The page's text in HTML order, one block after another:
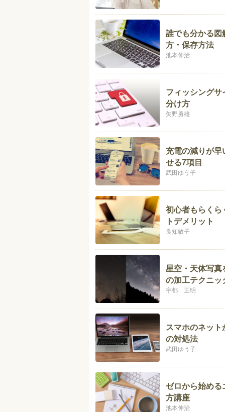
誰でも分かる図
方・保存方法
池本伸治
フィッシングサ
分け方
矢野勇雄
充電の減りが早
せる7項目
武田ゆう子
初心者もらくら
トデメリット
良知敏子
星空・天体写真
の加工テクニッ
宇都 正明
スマホのネッ
の対処法
武田ゆう子
ゼロから始める
方講座
池本伸治